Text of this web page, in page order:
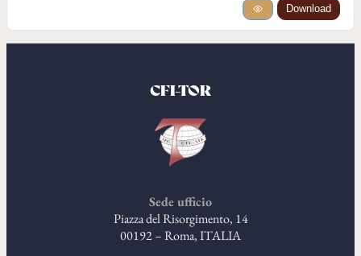
Download
CFI-TOR
Sede ufficio
Piazza del Risorgimento, 14
00192 – Roma, ITALIA